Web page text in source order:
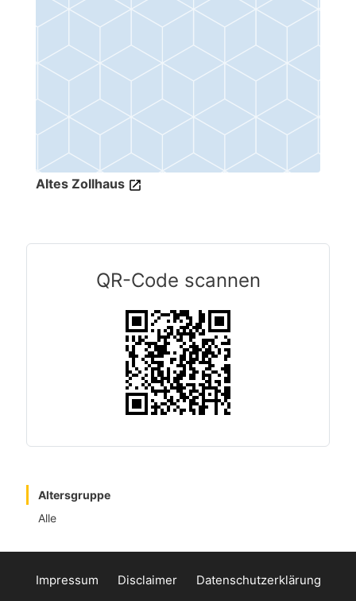
Altes Zollhaus
QR-Code scannen
Altersgruppe
Alle
Impressum Disclaimer Datenschutzerklärung